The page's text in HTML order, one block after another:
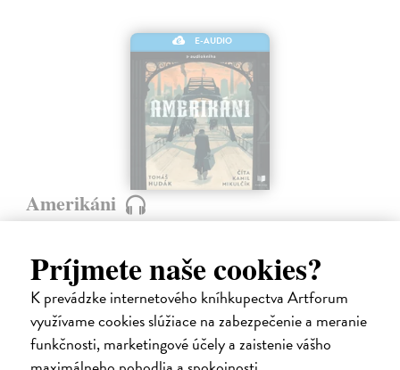
Príjmete naše cookies?
K prevádzke internetového kníhkupectva Artforum
využívame cookies slúžiace na zabezpečenie a meranie
funkčnosti, marketingové účely a zaistenie vášho
E-AUDIO
Amerikáni
Hudák Tomáš| Elektronická audiokniha
začiatok“ o ktorý sa v našej najväčšej vysťahovaleckej vlne na prelome
19. a 20. storočia pokúsilo približne 600 000 ľudí. Príbehy
vysťahovalectva,…
Na stiahnutie akoMP3
15,95 €